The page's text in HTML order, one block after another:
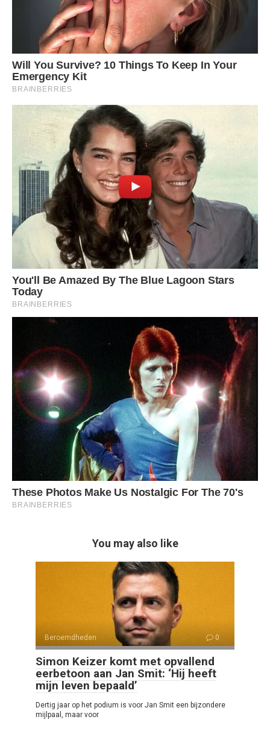
You may also like
Beroemdheden 0
Simon Keizer komt met opvallend
eerbetoon aan Jan Smit: ‘Hij heeft
mijn leven bepaald’
Dertig jaar op het podium is voor Jan Smit een bijzondere
mijlpaal, maar voor